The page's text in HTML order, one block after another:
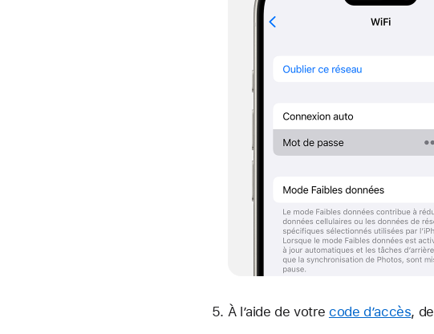
À l’aide de votre code d’accès, de